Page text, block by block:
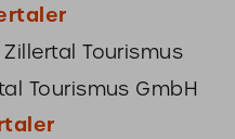
Tourismus
Tourismus GmbH